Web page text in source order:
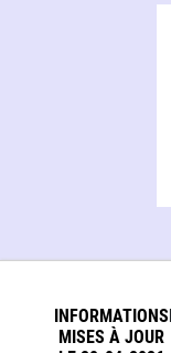
INFORMATIONS
MISES À JOUR